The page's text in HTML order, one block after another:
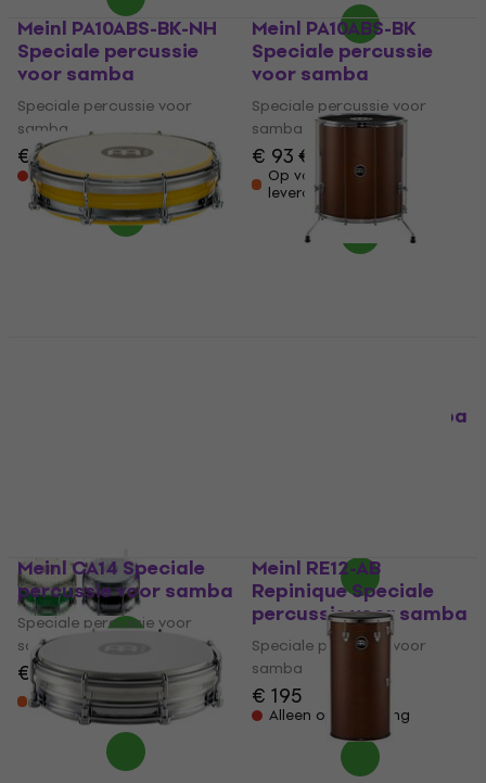
Meinl PA10ABS-BK-NH
Speciale percussie
voor samba
Speciale percussie voor
samba
€ 106
Alleen op bestelling
Meinl PA10ABS-BK
Speciale percussie
voor samba
Speciale percussie voor
samba
€ 93€ 98
Op voorraad bij de
leverancier
percussie voor samba
Meinl CA14 Speciale
percussie voor samba
Speciale percussie voor
samba
€ 171
Op voorraad bij de
leverancier
Meinl RE12-AB
Repinique Speciale
percussie voor samba
Speciale percussie voor
samba
€ 195
Alleen op bestelling